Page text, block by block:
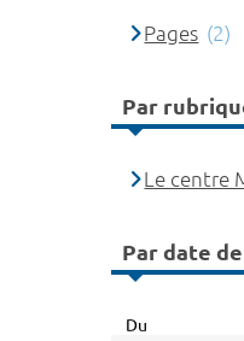
Pages (2)
Par
Le centre
Par date
Du